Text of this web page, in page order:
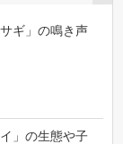
ギ」の鳴き声
」の生態や子